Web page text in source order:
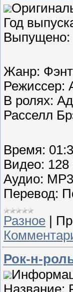
Год
Выпущено:
Жанр:
Режиссер:
В ролях:
Расселл
Время:
Видео: 128
Аудио:
Перевод:
Разное |
Рок-н-
Название: